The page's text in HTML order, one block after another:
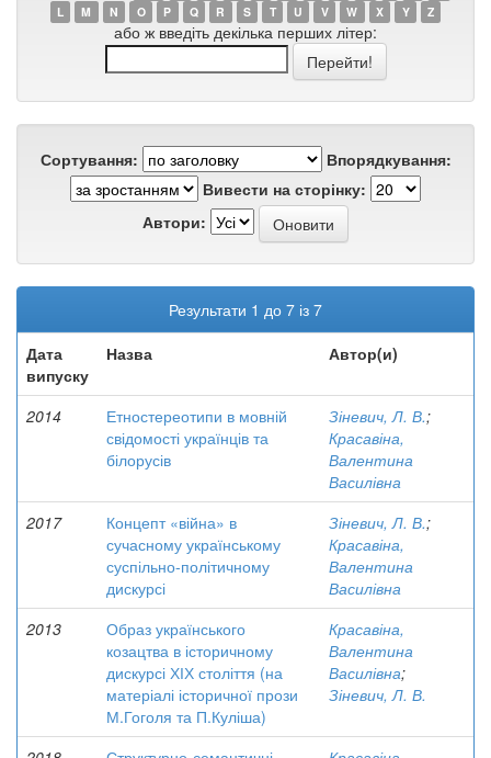
L
M N O P Q R S T U V W X Y Z
або ж введіть декілька перших літер:
Сортування:
Впорядкування:
Вивести на сторінку:
Автори:
Результати 1 до 7 із 7
Дата
випуску
Назва Автор(и)
2014
Етностереотипи в мовній
свідомості українців та
білорусів
Зіневич, Л. В.;
Красавіна,
Валентина
Василівна
2017
Концепт «війна» в
сучасному українському
суспільно-політичному
дискурсі
Зіневич, Л. В.;
Красавіна,
Валентина
Василівна
2013
Образ українського
козацтва в історичному
дискурсі ХІХ століття (на
матеріалі історичної прози
М.Гоголя та П.Куліша)
Красавіна,
Валентина
Василівна;
Зіневич, Л. В.